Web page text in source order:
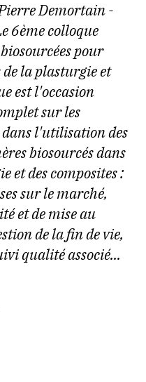
Demortain -
6ème colloque
pour
la plasturgie et
est l'occasion
sur les
l'utilisation des
biosourcés dans
et des composites :
sur le marché,
et de mise au
de la fin de vie,
qualité associé...